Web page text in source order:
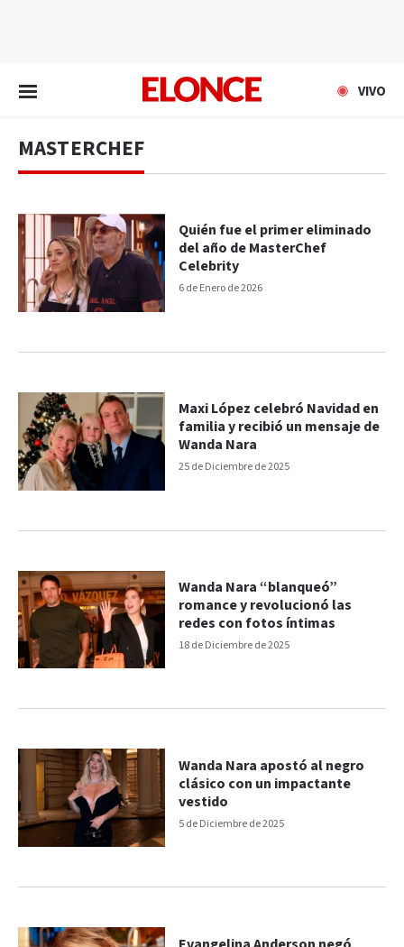
VIVO
MASTERCHEF
6 de Enero de 2026
Quién fue el primer eliminado
del año de MasterChef
Celebrity
25 de Diciembre de 2025
Maxi López celebró Navidad en
familia y recibió un mensaje de
Wanda Nara
18 de Diciembre de 2025
Wanda Nara “blanqueó”
romance y revolucionó las
redes con fotos íntimas
5 de Diciembre de 2025
Wanda Nara apostó al negro
clásico con un impactante
vestido